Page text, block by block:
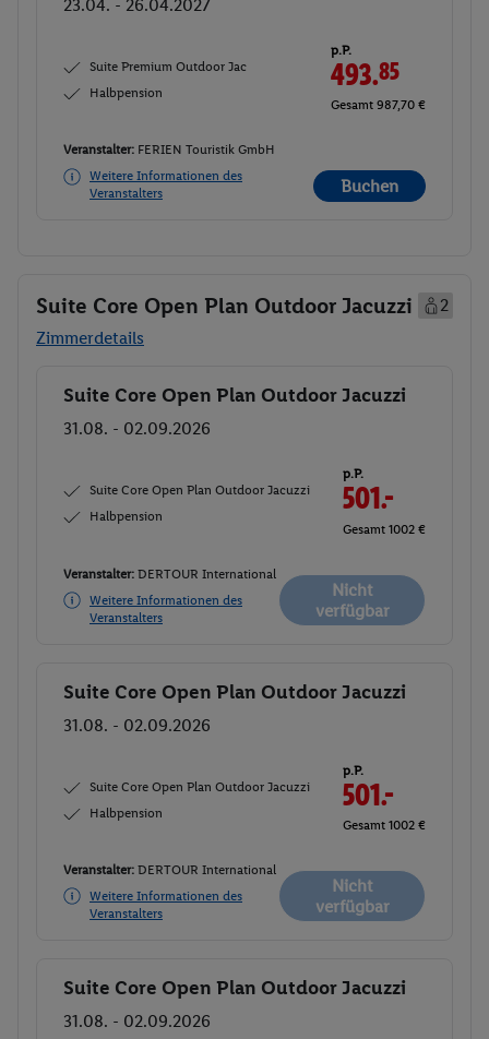
23.04. - 26.04.2027
Suite Premium Outdoor Jac
Halbpension
p.P.
493.85
Gesamt 987,70 €
Veranstalter: FERIEN Touristik GmbH
Weitere Informationen des
Veranstalters
Buchen
Suite Core Open Plan Outdoor Jacuzzi
2
Zimmerdetails
Buchen
Suite Core Open Plan Outdoor Jacuzzi
31.08. - 02.09.2026
Suite Core Open Plan Outdoor Jacuzzi
Halbpension
p.P.
501.-
Gesamt 1002 €
Veranstalter: DERTOUR International
Weitere Informationen des
Veranstalters
Nicht
verfügbar
Buchen
Suite Core Open Plan Outdoor Jacuzzi
31.08. - 02.09.2026
Suite Core Open Plan Outdoor Jacuzzi
Halbpension
p.P.
501.-
Gesamt 1002 €
Veranstalter: DERTOUR International
Weitere Informationen des
Veranstalters
Nicht
verfügbar
Buchen
Suite Core Open Plan Outdoor Jacuzzi
31.08. - 02.09.2026